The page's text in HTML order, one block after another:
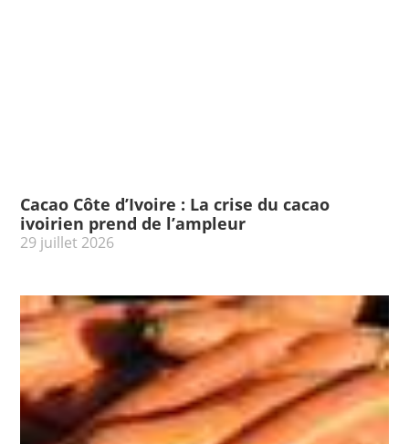
Cacao Côte d’Ivoire : La crise du cacao
ivoirien prend de l’ampleur
29 juillet 2026